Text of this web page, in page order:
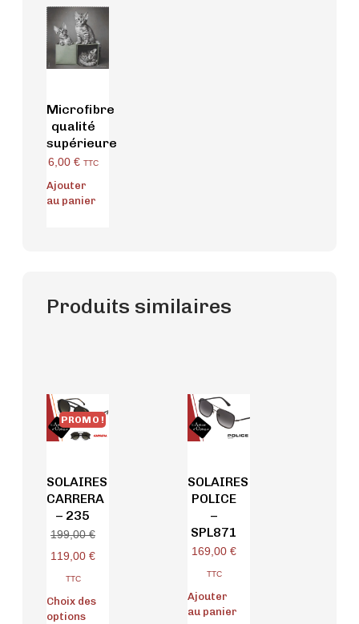
Microfibre
qualité
supérieure
6,00 € TTC
Ajouter
au panier
Produits similaires
PROMO !
SOLAIRES
CARRERA
– 235
199,00€
119,00 €
TTC
Choix des
options
SOLAIRES
POLICE
–
SPL871
169,00 €
TTC
Ajouter
au panier